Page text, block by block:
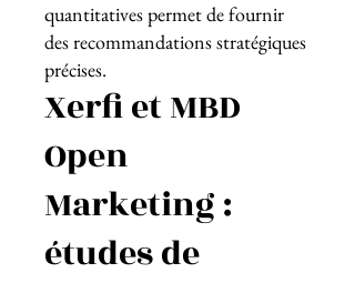
quantitatives permet de fournir
des recommandations stratégiques
précises.
Xerfi et MBD
Open
Marketing :
études de